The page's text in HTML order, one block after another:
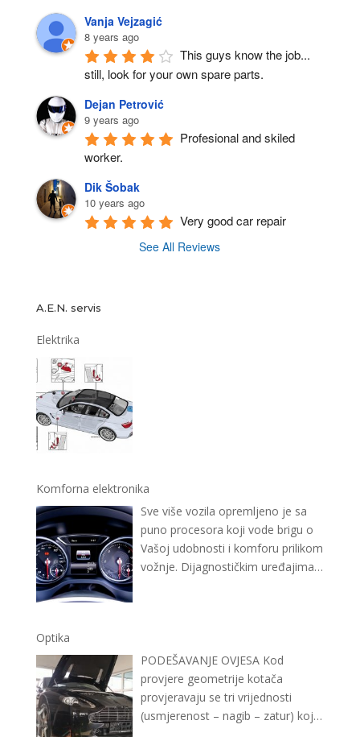
Vanja Vejzagić
8 years ago
This guys know the job...
still, look for your own spare parts.
Dejan Petrović
9 years ago
Profesional and skiled
worker.
Dik Šobak
10 years ago
Very good car repair
See All Reviews
A.E.N. servis
Elektrika
Komforna elektronika
Sve više vozila opremljeno je sa
puno procesora koji vode brigu o
Vašoj udobnosti i komforu prilikom
vožnje. Dijagnostičkim uređajima
Optika
PODEŠAVANJE OVJESA Kod
provjere geometrije kotača
provjeravaju se tri vrijednosti
(usmjerenost – nagib – zatur) koje